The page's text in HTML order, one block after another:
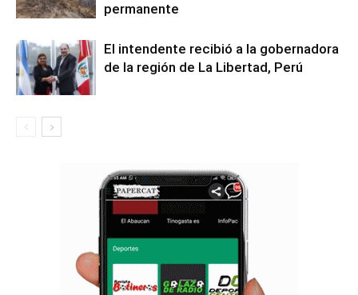
permanente
El intendente recibió a la gobernadora
de la región de La Libertad, Perú